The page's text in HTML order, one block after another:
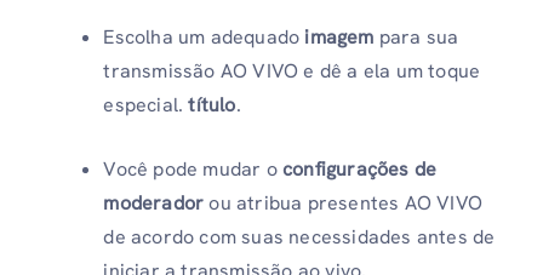
Escolha um adequado imagem para sua
transmissão AO VIVO e dê a ela um toque
especial.título.
Você pode mudar oconfigurações de
moderadorou atribua presentes AO VIVO
de acordo com suas necessidades antes de